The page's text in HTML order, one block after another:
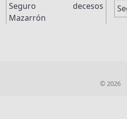
Seguro decesos
Mazarrón
© 2026